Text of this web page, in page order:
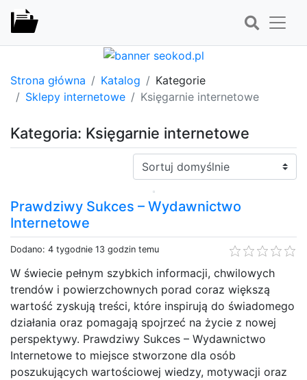
Strona główna Katalog
Kategorie
Sklepy internetowe
Księgarnie internetowe
Kategoria: Księgarnie internetowe
Sortuj:
Prawdziwy Sukces – Wydawnictwo
Internetowe
Dodano: 4 tygodnie 13 godzin temu
W świecie pełnym szybkich informacji, chwilowych
trendów i powierzchownych porad coraz większą
wartość zyskują treści, które inspirują do świadomego
działania oraz pomagają spojrzeć na życie z nowej
perspektywy. Prawdziwy Sukces – Wydawnictwo
Internetowe to miejsce stworzone dla osób
poszukujących wartościowej wiedzy, motywacji oraz